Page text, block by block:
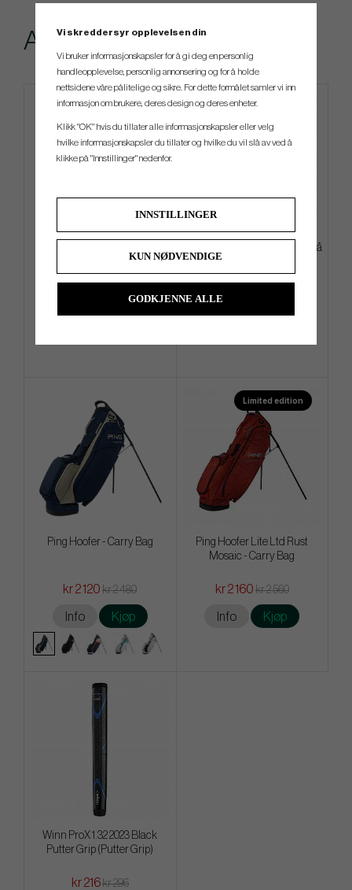
Andre kjøpte også
kr 2 400
Wilson DYNAPWR - 6 Køller (På
kr 6 280
Ping Hoofer - Carry Bag
kr 2 120 kr 2 480
Info Kjøp
Limited edition
Ping Hoofer Lite Ltd Rust
Mosaic - Carry Bag
kr 2 160 kr 2 560
Info Kjøp
Winn ProX 1.32 2023 Black
Putter Grip (Putter Grip)
kr 216kr 296
Vi skreddersyr opplevelsen din
Vi bruker informasjonskapsler for å gi deg en personlig
handleopplevelse, personlig annonsering og for å holde
nettsidene våre pålitelige og sikre. For dette formålet samler vi inn
informasjon om brukere, deres design og deres enheter.
Klikk "OK" hvis du tillater alle informasjonskapsler eller velg
hvilke informasjonskapsler du tillater og hvilke du vil slå av ved å
klikke på "Innstillinger" nedenfor.
INNSTILLINGER
KUN NØDVENDIGE
GODKJENNE ALLE